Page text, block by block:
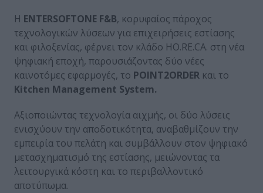
Η ENTERSOFTONE F&B, κορυφαίος πάροχος
τεχνολογικών λύσεων για επιχειρήσεις εστίασης
και φιλοξενίας, φέρνει τον κλάδο HO.RE.CA. στη νέα
ψηφιακή εποχή, παρουσιάζοντας δύο νέες
καινοτόμες εφαρμογές, το POINT2ORDER και το
Kitchen Management System.
Αξιοποιώντας τεχνολογία αιχμής, οι δύο λύσεις
ενισχύουν την αποδοτικότητα, αναβαθμίζουν την
εμπειρία του πελάτη και συμβάλλουν στον ψηφιακό
μετασχηματισμό της εστίασης, μειώνοντας τα
λειτουργικά κόστη και το περιβαλλοντικό
αποτύπωμα.